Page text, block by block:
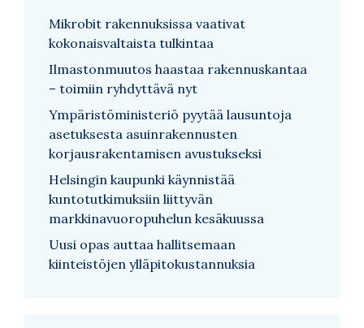
Mikrobit rakennuksissa vaativat
kokonaisvaltaista tulkintaa
Ilmastonmuutos haastaa rakennuskantaa
– toimiin ryhdyttävä nyt
Ympäristöministeriö pyytää lausuntoja
asetuksesta asuinrakennusten
korjausrakentamisen avustukseksi
Helsingin kaupunki käynnistää
kuntotutkimuksiin liittyvän
markkinavuoropuhelun kesäkuussa
Uusi opas auttaa hallitsemaan
kiinteistöjen ylläpitokustannuksia